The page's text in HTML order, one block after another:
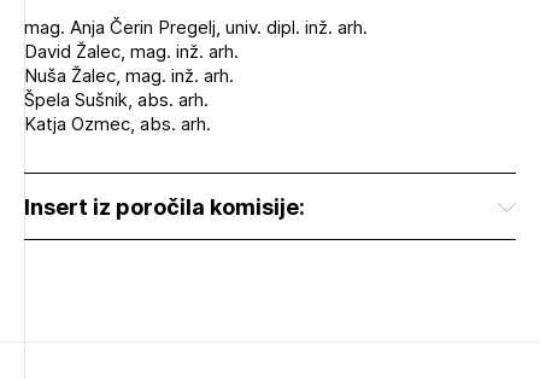
mag. Anja Čerin Pregelj, univ. dipl. inž. arh.
David Žalec, mag. inž. arh.
Nuša Žalec, mag. inž. arh.
Špela Sušnik, abs. arh.
Katja Ozmec, abs. arh.
Insert iz poročila komisije: